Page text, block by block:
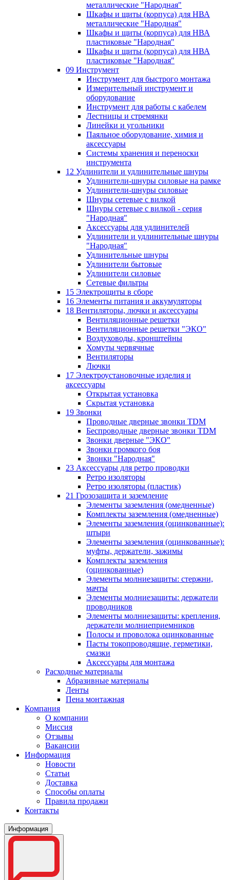
металлические "Народная"
Шкафы и щиты (корпуса) для НВА
металлические "Народная"
Шкафы и щиты (корпуса) для НВА
пластиковые "Народная"
Шкафы и щиты (корпуса) для НВА
пластиковые "Народная"
09 Инструмент
Инструмент для быстрого монтажа
Измерительный инструмент и
оборудование
Инструмент для работы с кабелем
Лестницы и стремянки
Линейки и угольники
Паяльное оборудование, химия и
аксессуары
Системы хранения и переноски
инструмента
12 Удлинители и удлинительные шнуры
Удлинители-шнуры силовые на рамке
Удлинители-шнуры силовые
Шнуры сетевые с вилкой
Шнуры сетевые с вилкой - серия
"Народная"
Аксессуары для удлинителей
Удлинители и удлинительные шнуры
"Народная"
Удлинительные шнуры
Удлинители бытовые
Удлинители силовые
Сетевые фильтры
15 Электрощиты в сборе
16 Элементы питания и аккумуляторы
18 Вентиляторы, лючки и аксессуары
Вентиляционные решетки
Вентиляционные решетки "ЭКО"
Воздуховоды, кронштейны
Хомуты червячные
Вентиляторы
Лючки
17 Электроустановочные изделия и
аксессуары
Открытая установка
Скрытая установка
19 Звонки
Проводные дверные звонки TDM
Беспроводные дверные звонки TDM
Звонки дверные "ЭКО"
Звонки громкого боя
Звонки "Народная"
23 Аксессуары для ретро проводки
Ретро изоляторы
Ретро изоляторы (пластик)
21 Грозозащита и заземление
Элементы заземления (омедненные)
Комплекты заземления (омедненные)
Элементы заземления (оцинкованные):
штыри
Элементы заземления (оцинкованные):
муфты, держатели, зажимы
Комплекты заземления
(оцинкованные)
Элементы молниезащиты: стержни,
мачты
Элементы молниезащиты: держатели
проводников
Элементы молниезащиты: крепления,
держатели молниеприемников
Полосы и проволока оцинкованные
Пасты токопроводящие, герметики,
смазки
Аксессуары для монтажа
Расходные материалы
Абразивные материалы
Ленты
Пена монтажная
Компания
О компании
Миссия
Отзывы
Вакансии
Информация
Новости
Статьи
Доставка
Способы оплаты
Правила продажи
Контакты
Информация